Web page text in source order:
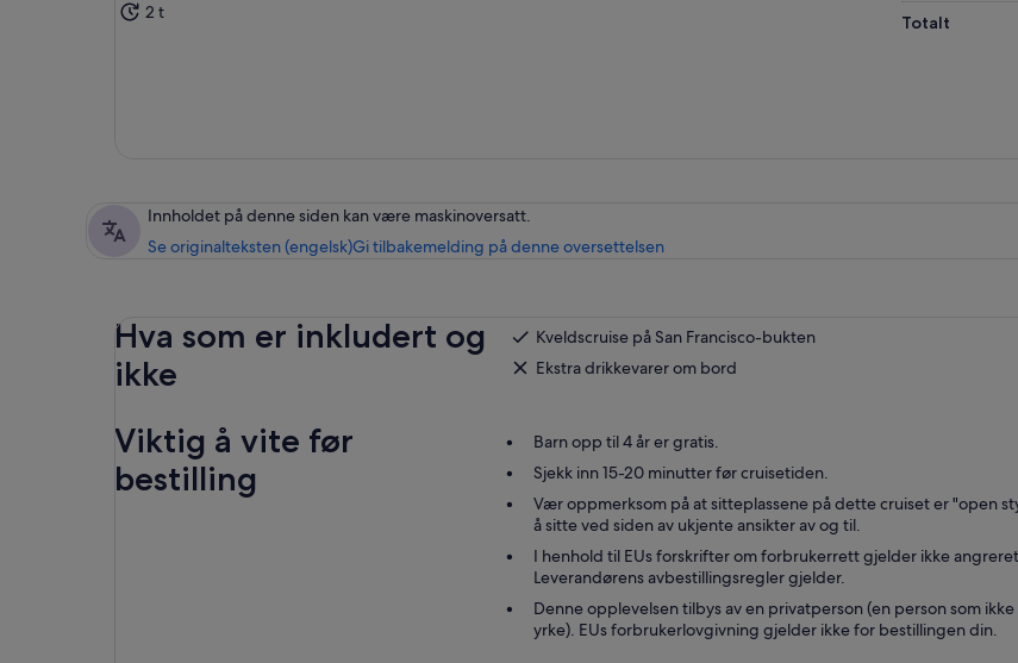
2 t
Totalt
Innholdet på denne siden kan være maskinoversatt.
Se originalteksten (engelsk)Gi tilbakemelding på denne oversettelsenÅpnes
fane
Hva som er inkludert og
ikke
Kveldscruise på San Francisco-bukten
Ekstra drikkevarer om bord
Viktig å vite før
bestilling
Barn opp til 4 år er gratis.
Sjekk inn 15-20 minutter før cruisetiden.
Vær oppmerksom på at sitteplassene på dette cruiset er "open
å sitte ved siden av ukjente ansikter av og til.
I henhold til EUs forskrifter om forbrukerrett gjelder ikke
Leverandørens avbestillingsregler gjelder.
Denne opplevelsen tilbys av en privatperson (en person som
yrke). EUs forbrukerlovgivning gjelder ikke for bestillingen din.